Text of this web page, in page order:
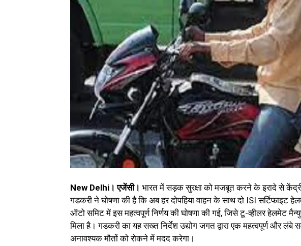
New Delhi। एजेंसी। भारत में सड़क सुरक्षा को मजबूत करने के इरादे से
गडकरी ने घोषणा की है कि अब हर दोपहिया वाहन के साथ दो ISI सर्टिफाइट
ऑटो समिट में इस महत्वपूर्ण निर्णय की घोषणा की गई, जिसे टू-व्हीलर हेलमेट
मिला है। गडकरी का यह सख्त निर्देश उद्योग जगत द्वारा एक महत्वपूर्ण और लंबे
अनावश्यक मौतों को रोकने में मदद करेगा।